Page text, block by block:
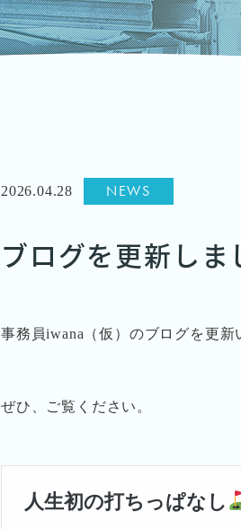
2026.04.28 NEWS
ブログを更新しま
事務員iwana（仮）のブログを更新
ぜひ、ご覧ください。